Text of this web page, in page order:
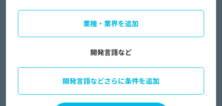
業種・業界を追加
開発言語など
開発言語などさらに条件を追加